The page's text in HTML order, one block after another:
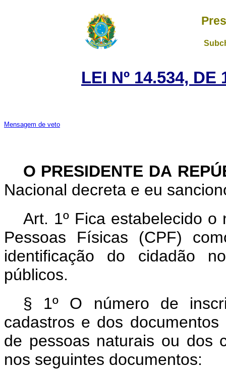
LEI Nº 14.534, DE
Mensagem de veto
O PRESIDENTE DA
Nacional decreta e eu
Art. 1º Fica estabelecido
Pessoas Físicas (CPF)
identificação do cidadão
públicos.
§ 1º O número de
cadastros e dos
de pessoas naturais ou dos
nos seguintes documentos: